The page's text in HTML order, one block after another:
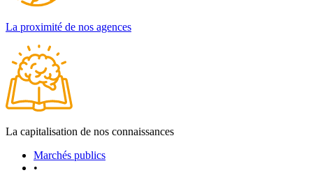
La proximité de nos agences
La capitalisation de nos connaissances
Marchés publics
•